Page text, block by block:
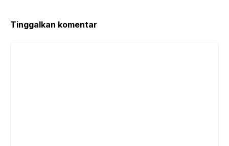
Tinggalkan komentar